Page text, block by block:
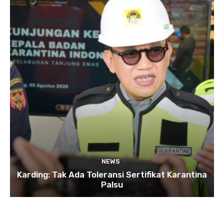
NEWS
Karding: Tak Ada Toleransi Sertifikat Karantina
Palsu